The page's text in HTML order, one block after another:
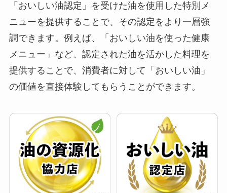
「おいしい油認定」を受けた油を使用した特別メ
ニューを提供することで、その認定をより一層強
調できます。例えば、「おいしい油を使った健康
メニュー」など、認定された油を活かした料理を
提供することで、消費者に対して「おいしい油」
の価値を直接体験してもらうことができます。